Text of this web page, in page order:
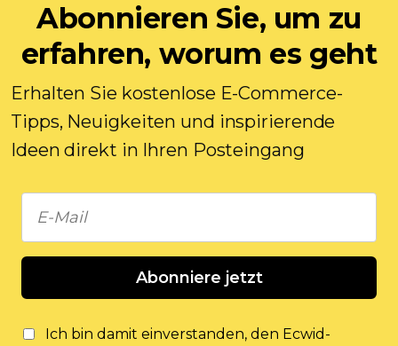
Abonnieren Sie, um zu
erfahren, worum es geht
Erhalten Sie kostenlose E-Commerce-
Tipps, Neuigkeiten und inspirierende
Ideen direkt in Ihren Posteingang
Abonniere jetzt
Ich bin damit einverstanden, den Ecwid-